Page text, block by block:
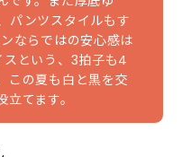
パンツスタイルもす
ならではの安心感は
という、3拍子も4
この夏も白と黒を交
てます。